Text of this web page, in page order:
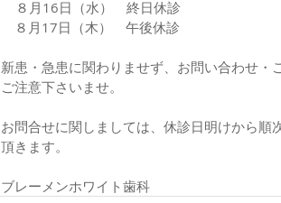
    ８月16日（水）　終日休診
８月17日（木）　午後休診
新患・急患に関わりませず、お問い合わせ・
ご注意下さいませ。
お問合せに関しましては、休診日明けから順
頂きます。
ブレーメンホワイト歯科